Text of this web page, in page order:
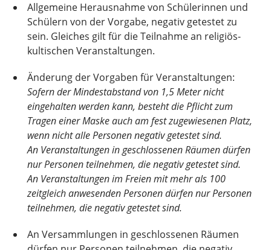
Allgemeine Herausnahme von Schülerinnen und
Schülern von der Vorgabe, negativ getestet zu
sein. Gleiches gilt für die Teilnahme an religiös-
kultischen Veranstaltungen.
Änderung der Vorgaben für Veranstaltungen:
Sofern der Mindestabstand von 1,5 Meter nicht
eingehalten werden kann, besteht die Pflicht zum
Tragen einer Maske auch am fest zugewiesenen Platz,
wenn nicht alle Personen negativ getestet sind.
An Veranstaltungen in geschlossenen Räumen dürfen
nur Personen teilnehmen, die negativ getestet sind.
An Veranstaltungen im Freien mit mehr als 100
zeitgleich anwesenden Personen dürfen nur Personen
teilnehmen, die negativ getestet sind.
An Versammlungen in geschlossenen Räumen